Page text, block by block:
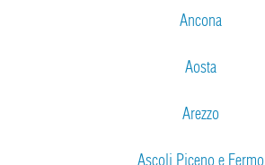
Ancona
Aosta
Arezzo
Ascoli Piceno e Fermo